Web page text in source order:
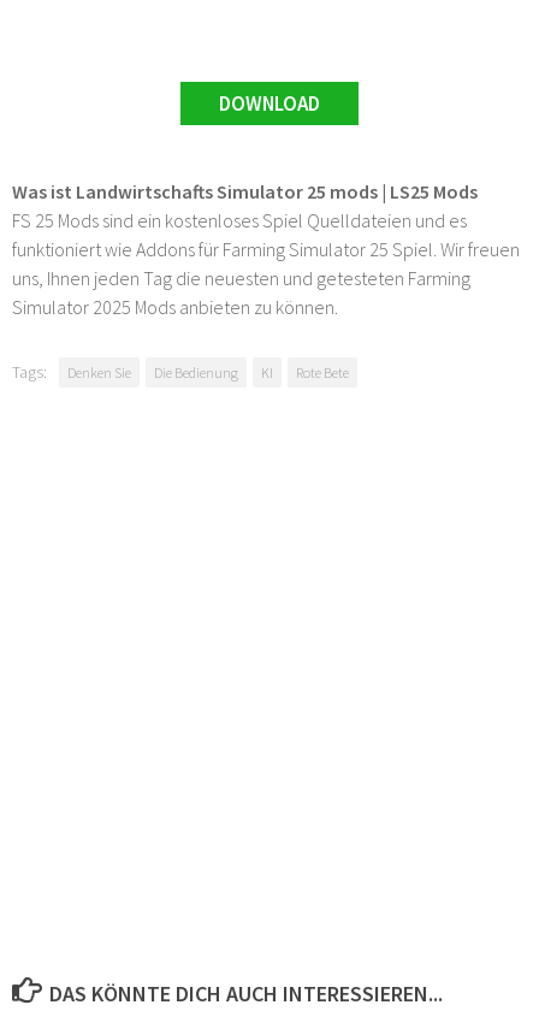
DOWNLOAD
Was ist Landwirtschafts Simulator 25 mods | LS25 Mods
FS 25 Mods sind ein kostenloses Spiel Quelldateien und es
funktioniert wie Addons für Farming Simulator 25 Spiel. Wir freuen
uns, Ihnen jeden Tag die neuesten und getesteten Farming
Simulator 2025 Mods anbieten zu können.
Tags: Denken Sie Die Bedienung KI Rote Bete
DAS KÖNNTE DICH AUCH INTERESSIEREN...